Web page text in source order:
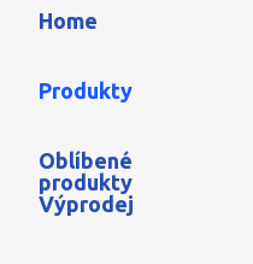
Home
Produkty
Oblíbené
produkty
Výprodej